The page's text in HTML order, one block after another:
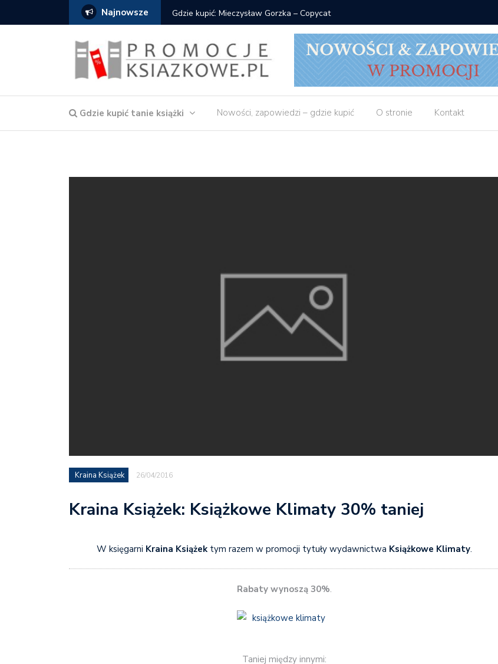
Najnowsze Gdzie kupić: Mieczysław Gorzka – Copycat
Gdzie kupić tanie książki Nowości, zapowiedzi – gdzie kupić O stronie Kontakt
Kraina Książek 26/04/2016
Kraina Książek: Książkowe Klimaty 30% taniej
W księgarni Kraina Książektym razem w promocji tytuły wydawnictwa Książkowe Klimaty.
Rabaty wynoszą 30%.
Taniej między innymi: